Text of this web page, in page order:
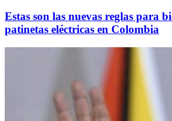
Estas son las nuevas reglas para
patinetas eléctricas en Colombia